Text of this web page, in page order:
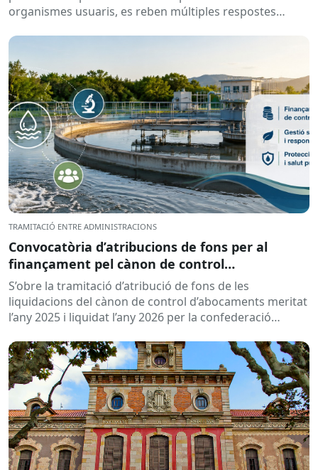
organismes usuaris, es reben múltiples respostes
TRAMITACIÓ ENTRE ADMINISTRACIONS
Convocatòria d’atribucions de fons per al
finançament pel cànon de control
d’abocaments meritat l’any 2025 i liquidat l’any
2026
S’obre la tramitació d’atribució de fons de les
liquidacions del cànon de control d’abocaments meritat
l’any 2025 i liquidat l’any 2026 per la confederació